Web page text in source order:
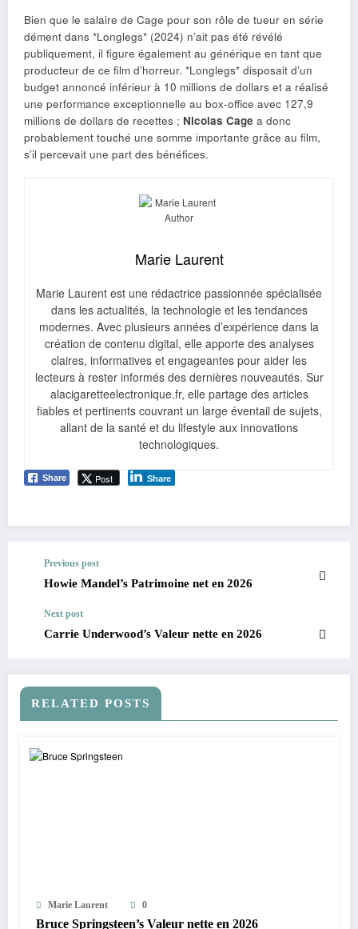
Bien que le salaire de Cage pour son rôle de tueur en série
dément dans *Longlegs* (2024) n’ait pas été révélé
publiquement, il figure également au générique en tant que
producteur de ce film d’horreur. *Longlegs* disposait d’un
budget annoncé inférieur à 10 millions de dollars et a réalisé
une performance exceptionnelle au box-office avec 127,9
millions de dollars de recettes ; Nicolas Cage a donc
probablement touché une somme importante grâce au film,
s’il percevait une part des bénéfices.
Marie Laurent
Marie Laurent est une rédactrice passionnée spécialisée
dans les actualités, la technologie et les tendances
modernes. Avec plusieurs années d’expérience dans la
création de contenu digital, elle apporte des analyses
claires, informatives et engageantes pour aider les
lecteurs à rester informés des dernières nouveautés. Sur
alacigaretteelectronique.fr, elle partage des articles
fiables et pertinents couvrant un large éventail de sujets,
allant de la santé et du lifestyle aux innovations
technologiques.
Share Post Share
Previous post
Howie Mandel’s Patrimoine net en 2026
Next post
Carrie Underwood’s Valeur nette en 2026
RELATED POSTS
Marie Laurent 0
Bruce Springsteen’s Valeur nette en 2026